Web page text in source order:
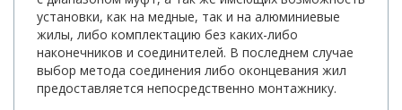
установки, как на медные, так и на алюминиевые
жилы, либо комплектацию без каких-либо
наконечников и соединителей. В последнем случае
выбор метода соединения либо оконцевания жил
предоставляется непосредственно монтажнику.